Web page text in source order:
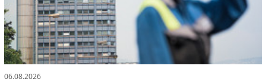
06.08.2026